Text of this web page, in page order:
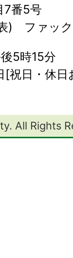
7番5号
) ファッ
5時15分
[祝日・休
All Rights